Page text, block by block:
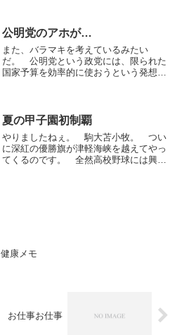
うか？ まぁ、テレ...
公明党のアホが…
また、バラマキを考えているみたい
だ。 公明党という政党には、限られた
国家予算を効率的に使おうという発想は
次のようなもの。地上デジタル...
夏の甲子園初制覇
やりましたねぇ。 駒大苫小牧。 つい
に深紅の優勝旗が津軽海峡を越えてやっ
てくるのです。 全然高校野球には興味
健康メモ
お仕事お仕事